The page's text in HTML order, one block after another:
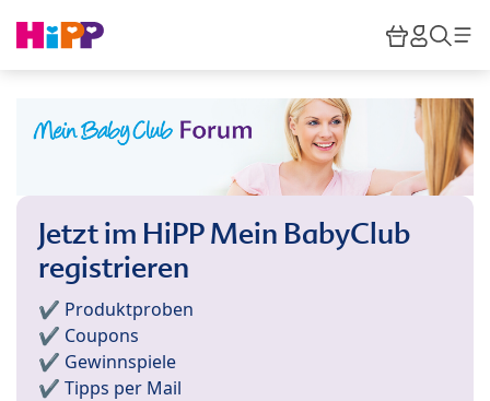
HiPP
Jetzt im HiPP Mein BabyClub
registrieren
✔️ Produktproben
✔️ Coupons
✔️ Gewinnspiele
✔️ Tipps per Mail